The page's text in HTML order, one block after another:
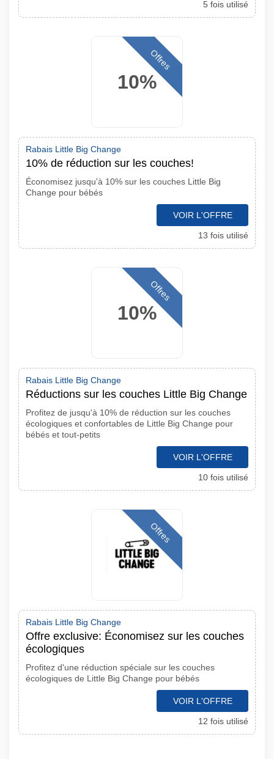
5 fois utilisé
10%
Offres
Rabais Little Big Change
10% de réduction sur les couches!
Économisez jusqu'à 10% sur les couches Little Big
Change pour bébés
VOIR L'OFFRE
13 fois utilisé
10%
Offres
Rabais Little Big Change
Réductions sur les couches Little Big Change
Profitez de jusqu'à 10% de réduction sur les couches
écologiques et confortables de Little Big Change pour
bébés et tout-petits
VOIR L'OFFRE
10 fois utilisé
Offres
Rabais Little Big Change
Offre exclusive: Économisez sur les couches
écologiques
Profitez d'une réduction spéciale sur les couches
écologiques de Little Big Change pour bébés
VOIR L'OFFRE
12 fois utilisé